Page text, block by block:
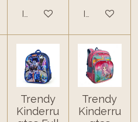
In winkelwagenIn
Trendy
Kinderru
Trendy
Kinderru